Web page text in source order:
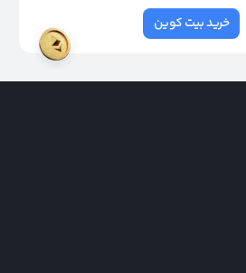
خرید بیت کوین